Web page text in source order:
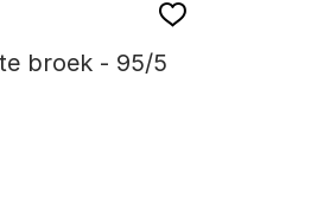
broek - 95/5